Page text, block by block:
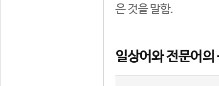
은 것을 말함.
일상어와 전문어의